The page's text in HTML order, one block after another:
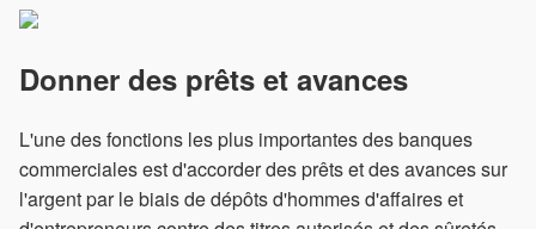
Donner des prêts et avances
L'une des fonctions les plus importantes des banques
commerciales est d'accorder des prêts et des avances sur
l'argent par le biais de dépôts d'hommes d'affaires et